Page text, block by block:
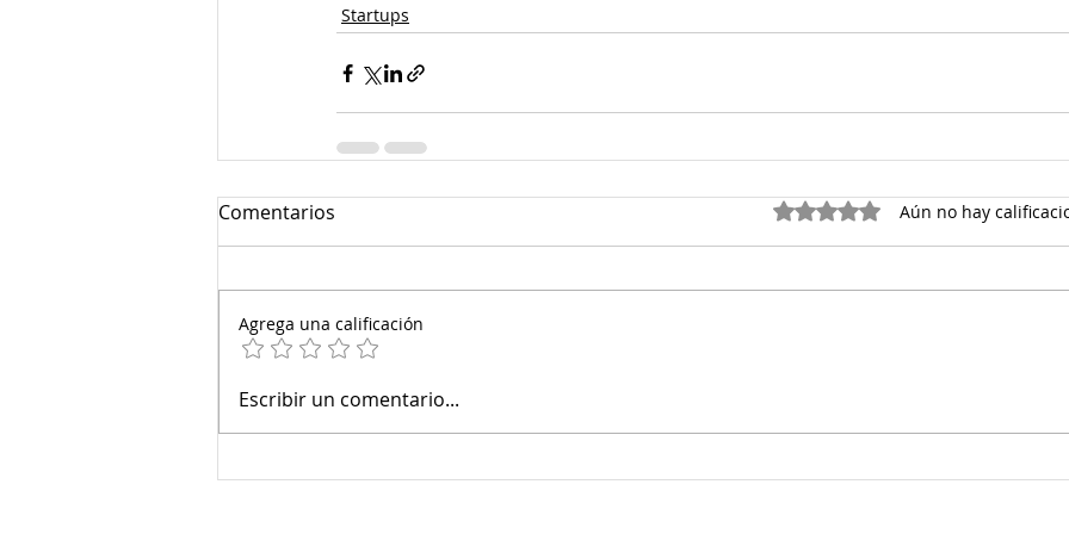
Startups
Comentarios Obtuvo 0 de 5 estrellas.
Aún no hay
Agrega una calificación
Escribir un comentario...